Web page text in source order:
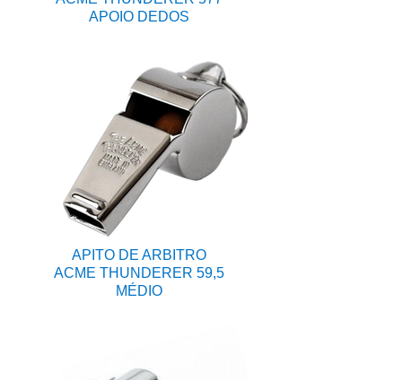
APOIO DEDOS
APITO DE ARBITRO
ACME THUNDERER 59,5
MÉDIO